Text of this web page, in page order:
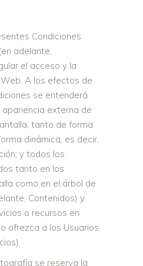
Condiciones
adelante,
el acceso y la
A los efectos de
se entenderá
externa de
tanto de forma
dinámica, es decir,
y todos los
tanto en los
como en el árbol de
Contenidos) y
o recursos en
ofrezca a los Usuarios
se reserva la